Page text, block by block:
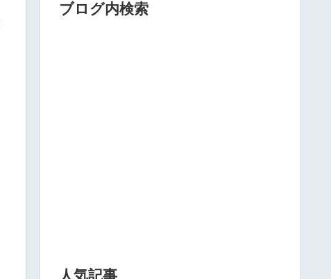
ブログ内検索
人気記事